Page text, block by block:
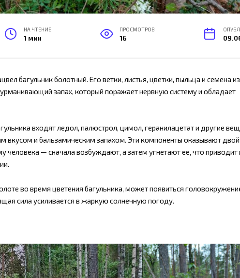
НА ЧТЕНИЕ
1 мин
ПРОСМОТРОВ
16
багульник болотный. Его ветки, листья, цветки, пыльца и семена
запах, который поражает нервную систему и обладает
входят ледол, палюстрол, цимол, геранилацетат и другие
и бальзамическим запахом. Эти компоненты оказывают
человека — сначала возбуждают, а затем угнетают ее, что приводит
во время цветения багульника, может появиться
сила усиливается в жаркую солнечную погоду.